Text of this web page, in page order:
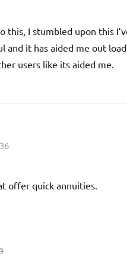
this, I stumbled upon this
and it has aided me out
users like its aided me.
offer quick annuities.